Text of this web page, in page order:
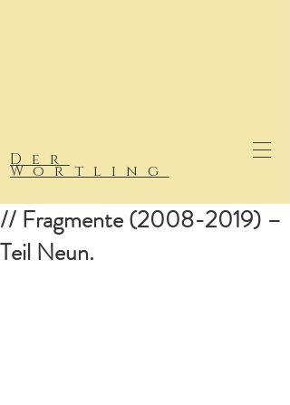
Der
Wortling
// Fragmente (2008-2019) –
Teil Neun.